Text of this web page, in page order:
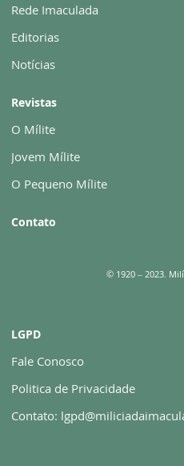
Rede Imaculada
Editorias
Notícias
Revistas
O Mílite
Jovem Mílite
O Pequeno Mílite
Contato
© 1920 – 2023.
LGPD
Fale Conosco
Politica de Privacidade
Contato: